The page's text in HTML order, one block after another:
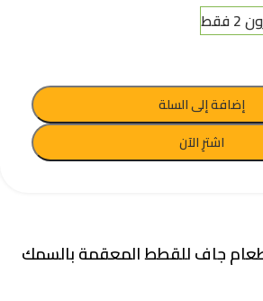
إضافة إلى السلة
اشترِ الآن
جاف للقطط المعقمة بالسمك